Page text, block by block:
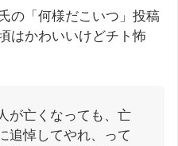
の「何様だこいつ」投稿
はかわいいけどチト怖
が亡くなっても、亡
追悼してやれ、って